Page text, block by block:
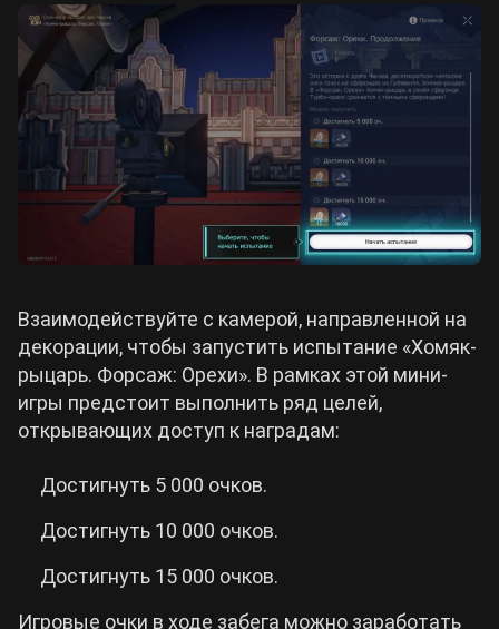
Взаимодействуйте с камерой, направленной на
декорации, чтобы запустить испытание «Хомяк-
рыцарь. Форсаж: Орехи». В рамках этой мини-
игры предстоит выполнить ряд целей,
открывающих доступ к наградам:
Достигнуть 5 000 очков.
Достигнуть 10 000 очков.
Достигнуть 15 000 очков.
Игровые очки в ходе забега можно заработать